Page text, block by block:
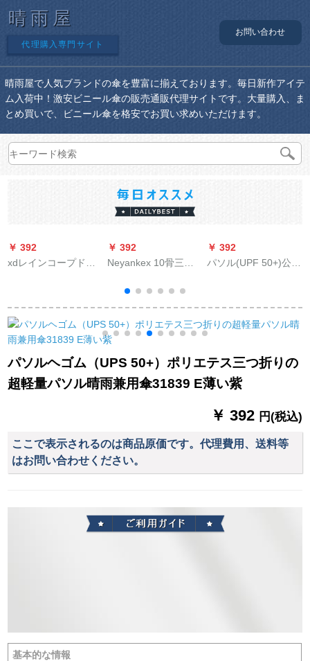
晴雨屋
代理購入専門サイト
お問い合わせ
晴雨屋で人気ブランドの傘を豊富に揃えております。毎日新作アイテ
ム入荷中！激安ビニール傘の販売通販代理サイトです。大量購入、ま
とめ買いで、ビニール傘を格安でお買い求めいただけます。
￥ 392
xdレインコープドレ
の電気自動車1人で全
身大人1人分のレイン
コートペ。
￥ 392
Neyankex 10骨三つ
たたみ傘ビジネ男性
木綿ヴェディ紳士傘
カスタム広告傘ロゴ
￥ 392
パソル(UPF 50+)公式
ゴム日傘女史晴雨兼
用傘折りたたみ傘ハ
保険】
パソルヘゴム（UPS 50+）ポリエテス三つ折りの
超軽量パソル晴雨兼用傘31839 E薄い紫
￥ 392 円(税込)
ここで表示されるのは商品原価です。代理費用、送料等
はお問い合わせください。
基本的な情報